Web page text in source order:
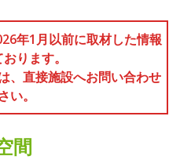
年1月以前に取材した情報
ります。
、直接施設へお問い合わせ
い。
間